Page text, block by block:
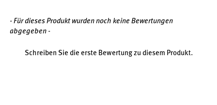
- Für dieses Produkt wurden noch keine Bewertungen
abgegeben -
Schreiben Sie die erste Bewertung zu diesem Produkt.